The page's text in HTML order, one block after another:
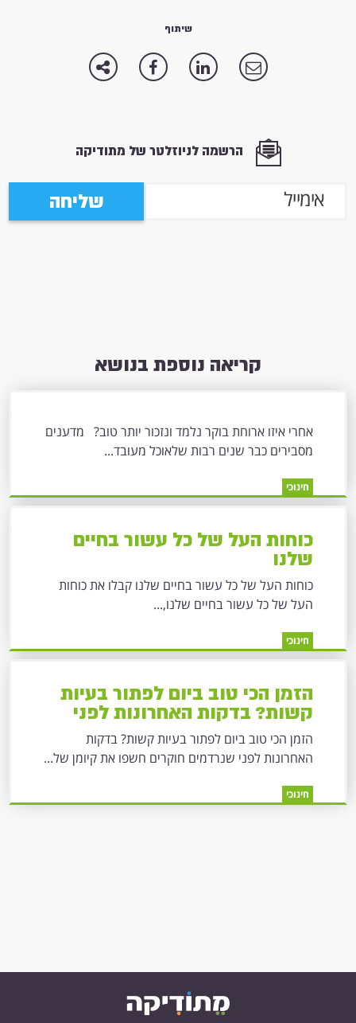
שיתוף
הרשמה לניוזלטר של מתודיקה
שליחה
קריאה נוספת בנושא
אחרי איזו ארוחת בוקר נלמד ונזכור יותר טוב? מדענים
מסבירים כבר שנים רבות שלאוכל מעובד...
חינוכי
כוחות העל של כל עשור בחיים
שלנו
כוחות העל של כל עשור בחיים שלנו קבלו את כוחות
העל של כל עשור בחיים שלנו,...
חינוכי
הזמן הכי טוב ביום לפתור בעיות
קשות? בדקות האחרונות לפני
שנרדמים
הזמן הכי טוב ביום לפתור בעיות קשות? בדקות
האחרונות לפני שנרדמים חוקרים חשפו את קיומן של...
חינוכי